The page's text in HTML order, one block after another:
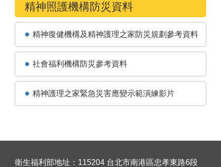
精神照護機構防災資料
精神復健機構及精神護理之家防災規劃參考資料
社會福利機構防災參考資料
精神護理之家緊急災害應變示範演練影片
衛生福利部地址：115204 台北市南港區忠孝東路6段